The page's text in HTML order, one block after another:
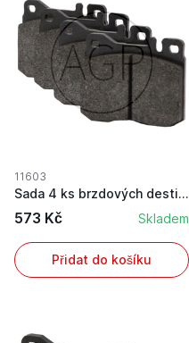
11603
Sada 4 ks brzdových destiček pro nožní brzdu vh...
573 Kč Skladem
Přidat do košíku